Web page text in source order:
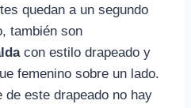
quedan a un segundo
también son
con estilo drapeado y
femenino sobre un lado.
este drapeado no hay